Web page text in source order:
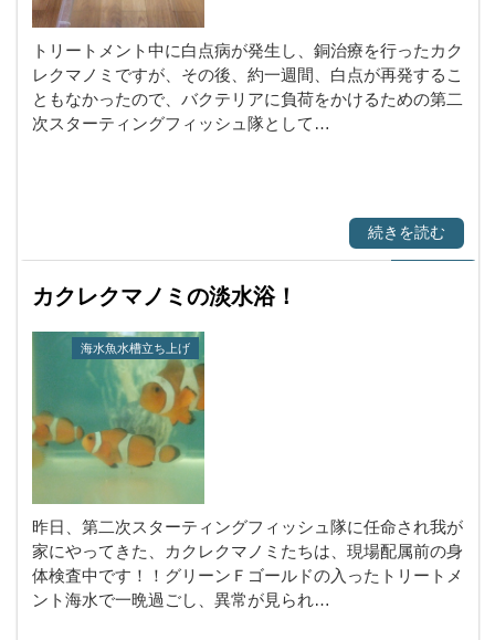
トリートメント中に白点病が発生し、銅治療を行ったカク
レクマノミですが、その後、約一週間、白点が再発するこ
ともなかったので、バクテリアに負荷をかけるための第二
次スターティングフィッシュ隊として…
続きを読む
カクレクマノミの淡水浴！
海水魚水槽立ち上げ
昨日、第二次スターティングフィッシュ隊に任命され我が
家にやってきた、カクレクマノミたちは、現場配属前の身
体検査中です！！グリーンＦゴールドの入ったトリートメ
ント海水で一晩過ごし、異常が見られ…